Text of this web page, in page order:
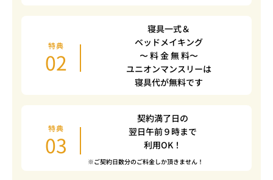
特典
02
寝具一式＆
ベッドメイキング
〜 料 金 無 料〜
ユニオンマンスリーは
寝具代が無料です
特典
03
契約満了日の
翌日午前９時まで
利用OK！
※ご契約日数分のご料金しか頂きません！